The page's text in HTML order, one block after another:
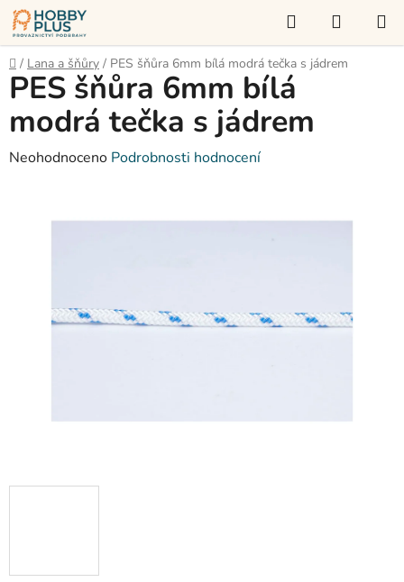
Přejít
na
obsah
Hledat
KOŠÍK
Domů
/ Lana a šňůry / PES šňůra 6mm bílá modrá tečka s jádrem
PES šňůra 6mm bílá
modrá tečka s jádrem
Průměrné
Neohodnoceno Podrobnosti hodnocení